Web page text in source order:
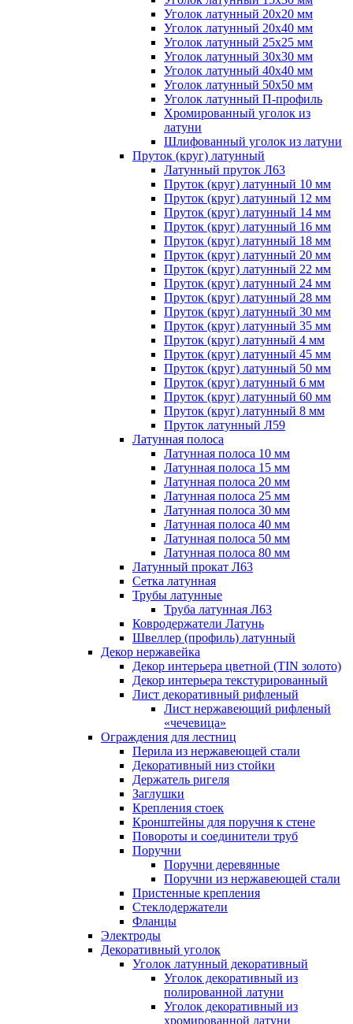
Уголок латунный 20x20 мм
Уголок латунный 20x40 мм
Уголок латунный 25x25 мм
Уголок латунный 30x30 мм
Уголок латунный 40x40 мм
Уголок латунный 50x50 мм
Уголок латунный П-профиль
Хромированный уголок из
латуни
Шлифованный уголок из латуни
Пруток (круг) латунный
Латунный пруток Л63
Пруток (круг) латунный 10 мм
Пруток (круг) латунный 12 мм
Пруток (круг) латунный 14 мм
Пруток (круг) латунный 16 мм
Пруток (круг) латунный 18 мм
Пруток (круг) латунный 20 мм
Пруток (круг) латунный 22 мм
Пруток (круг) латунный 24 мм
Пруток (круг) латунный 28 мм
Пруток (круг) латунный 30 мм
Пруток (круг) латунный 35 мм
Пруток (круг) латунный 4 мм
Пруток (круг) латунный 45 мм
Пруток (круг) латунный 50 мм
Пруток (круг) латунный 6 мм
Пруток (круг) латунный 60 мм
Пруток (круг) латунный 8 мм
Пруток латунный Л59
Латунная полоса
Латунная полоса 10 мм
Латунная полоса 15 мм
Латунная полоса 20 мм
Латунная полоса 25 мм
Латунная полоса 30 мм
Латунная полоса 40 мм
Латунная полоса 50 мм
Латунная полоса 80 мм
Латунный прокат Л63
Сетка латунная
Трубы латунные
Труба латунная Л63
Ковродержатели Латунь
Швеллер (профиль) латунный
Декор нержавейка
Декор интерьера цветной (TIN золото)
Декор интерьера текстурированный
Лист декоративный рифленый
Лист нержавеющий рифленый
«чечевица»
Ограждения для лестниц
Перила из нержавеющей стали
Декоративный низ стойки
Держатель ригеля
Заглушки
Крепления стоек
Кронштейны для поручня к стене
Повороты и соединители труб
Поручни
Поручни деревянные
Поручни из нержавеющей стали
Пристенные крепления
Стеклодержатели
Фланцы
Электроды
Декоративный уголок
Уголок латунный декоративный
Уголок декоративный из
полированной латуни
Уголок декоративный из
хромированной латуни